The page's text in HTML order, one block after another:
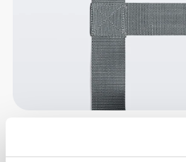
Info und Pflegehinweise